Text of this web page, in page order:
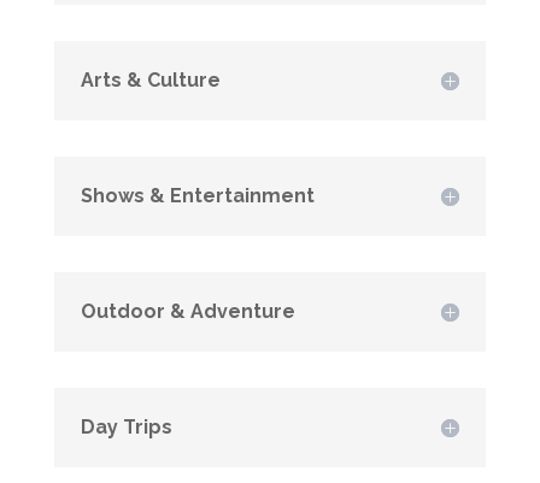
Arts & Culture
Shows & Entertainment
Outdoor & Adventure
Day Trips